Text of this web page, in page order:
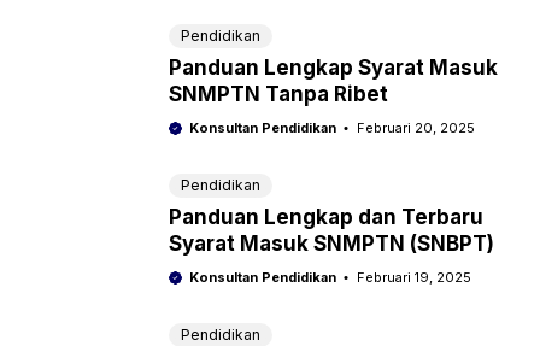
Pendidikan
Panduan Lengkap Syarat Masuk
SNMPTN Tanpa Ribet
Konsultan Pendidikan Februari 20, 2025
Pendidikan
Panduan Lengkap dan Terbaru
Syarat Masuk SNMPTN (SNBPT)
Konsultan Pendidikan Februari 19, 2025
Pendidikan